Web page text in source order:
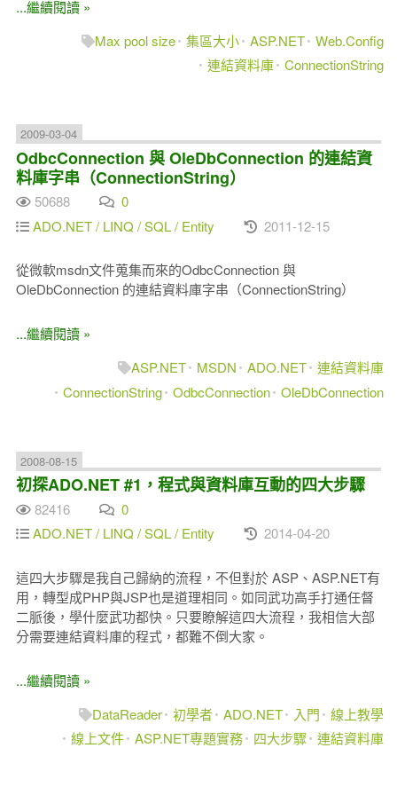
...繼續閱讀 »
Max pool size 集區大小 ASP.NET Web.Config
連結資料庫 ConnectionString
2009-03-04
OdbcConnection 與 OleDbConnection 的連結資
料庫字串（ConnectionString）
50688
0
ADO.NET / LINQ / SQL / Entity
2011-12-15
從微軟msdn文件蒐集而來的OdbcConnection 與
OleDbConnection 的連結資料庫字串（ConnectionString）
...繼續閱讀 »
ASP.NET
MSDN ADO.NET 連結資料庫
ConnectionString OdbcConnection OleDbConnection
2008-08-15
初探ADO.NET #1，程式與資料庫互動的四大步驟
82416
0
ADO.NET / LINQ / SQL / Entity
2014-04-20
這四大步驟是我自己歸納的流程，不但對於 ASP、ASP.NET有
用，轉型成PHP與JSP也是道理相同。如同武功高手打通任督
二脈後，學什麼武功都快。只要瞭解這四大流程，我相信大部
分需要連結資料庫的程式，都難不倒大家。
...繼續閱讀 »
DataReader 初學者 ADO.NET 入門
線上教學
線上文件 ASP.NET專題實務 四大步驟 連結資料庫